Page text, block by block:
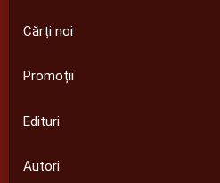
Cărți noi
Promoții
Edituri
Autori